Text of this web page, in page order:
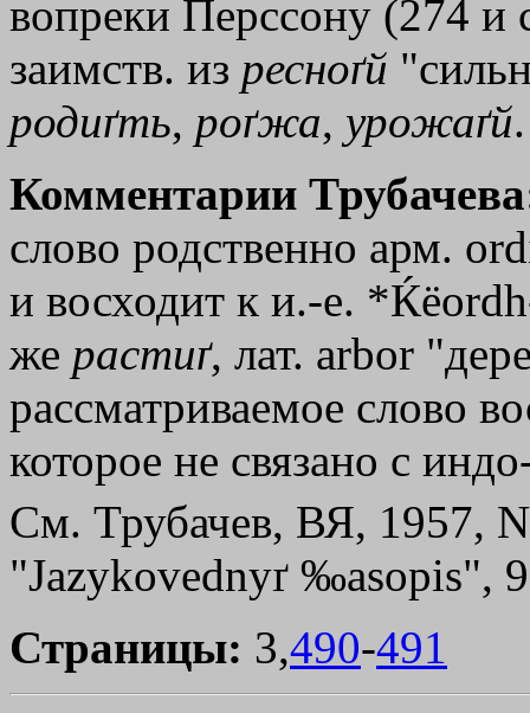
вопреки Перссону (274 и
заимств. из ресноґй
родиґть, роґжа, урожаґй.
Комментарии
слово родственно арм.
и восходит к и.-е.
же растиґ, лат. аrbоr
рассматриваемое слово
которое не связано с
См. Трубачев, ВЯ, 1957, N
"Jazykovednyґ ‰аsорis",
Страницы: 3,490-491